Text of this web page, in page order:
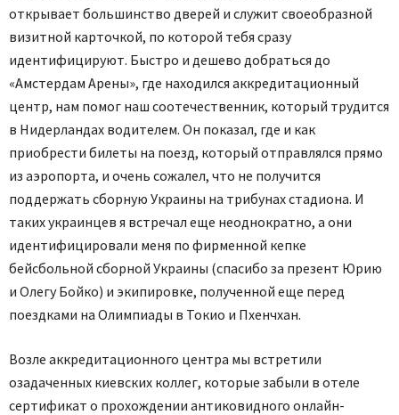
открывает большинство дверей и служит своеобразной
визитной карточкой, по которой тебя сразу
идентифицируют. Быстро и дешево добраться до
«Амстердам Арены», где находился аккредитационный
центр, нам помог наш соотечественник, который трудится
в Нидерландах водителем. Он показал, где и как
приобрести билеты на поезд, который отправлялся прямо
из аэропорта, и очень сожалел, что не получится
поддержать сборную Украины на трибунах стадиона. И
таких украинцев я встречал еще неоднократно, а они
идентифицировали меня по фирменной кепке
бейсбольной сборной Украины (спасибо за презент Юрию
и Олегу Бойко) и экипировке, полученной еще перед
поездками на Олимпиады в Токио и Пхенчхан.
Возле аккредитационного центра мы встретили
озадаченных киевских коллег, которые забыли в отеле
сертификат о прохождении антиковидного онлайн-